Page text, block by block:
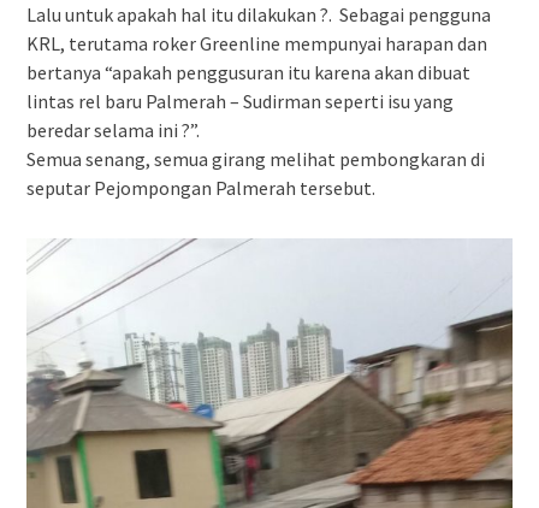
Lalu untuk apakah hal itu dilakukan ?. Sebagai pengguna
KRL, terutama roker Greenline mempunyai harapan dan
bertanya “apakah penggusuran itu karena akan dibuat
lintas rel baru Palmerah – Sudirman seperti isu yang
beredar selama ini ?”.
Semua senang, semua girang melihat pembongkaran di
seputar Pejompongan Palmerah tersebut.